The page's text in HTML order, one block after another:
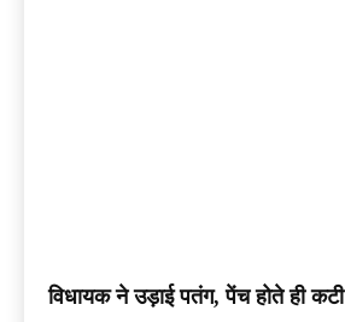
विधायक ने उड़ाई पतंग, पेंच होते ही कटी